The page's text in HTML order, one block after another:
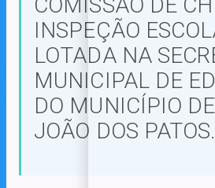
COMISSÃO DE
INSPEÇÃO
LOTADA NA
MUNICIPAL DE
DO MUNICÍPIO
JOÃO DOS PATOS.